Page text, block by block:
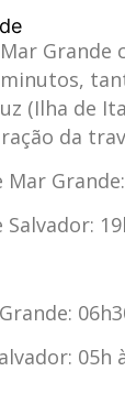
(Ilha de
da
05h